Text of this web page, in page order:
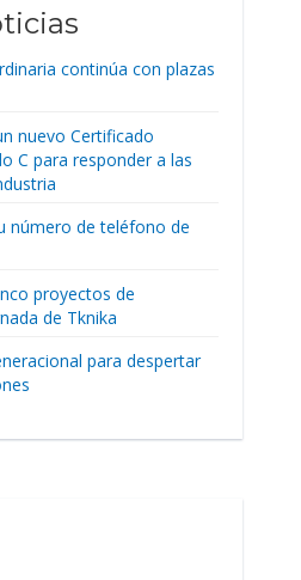
continúa con plazas
nuevo Certificado
C para responder a las
número de teléfono de
proyectos de
de Tknika
para despertar